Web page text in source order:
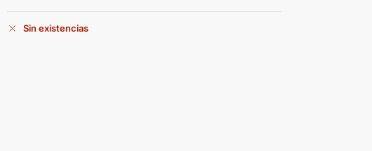
Sin existencias